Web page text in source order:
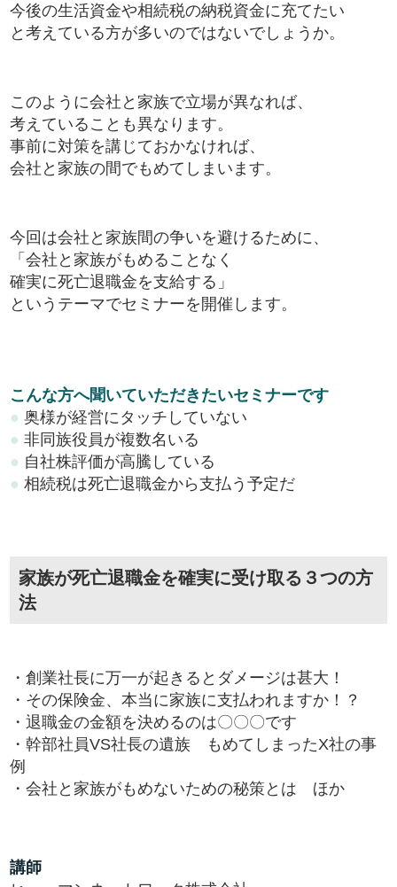
今後の生活資金や相続税の納税資金に充てたい
と考えている方が多いのではないでしょうか。
このように会社と家族で立場が異なれば、
考えていることも異なります。
事前に対策を講じておかなければ、
会社と家族の間でもめてしまいます。
今回は会社と家族間の争いを避けるために、
「会社と家族がもめることなく
確実に死亡退職金を支給する」
というテーマでセミナーを開催します。
こんな方へ聞いていただきたいセミナーです
● 奥様が経営にタッチしていない
● 非同族役員が複数名いる
● 自社株評価が高騰している
● 相続税は死亡退職金から支払う予定だ
家族が死亡退職金を確実に受け取る３つの方
法
・創業社長に万一が起きるとダメージは甚大！
・その保険金、本当に家族に支払われますか！？
・退職金の金額を決めるのは〇〇〇です
・幹部社員VS社長の遺族 もめてしまったX社の事
例
・会社と家族がもめないための秘策とは ほか
講師